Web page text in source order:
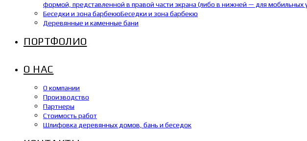
формой, представленной в правой части экрана (либо в нижней — для мобильных
Беседки и зона барбекюБеседки и зона барбекю
Деревянные и каменные бани
ПОРТФОЛИО
О НАС
О компании
Производство
Партнеры
Стоимость работ
Шлифовка деревянных домов, бань и беседок